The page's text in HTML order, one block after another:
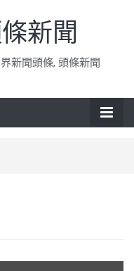
新聞
新聞頭條, 頭條新聞